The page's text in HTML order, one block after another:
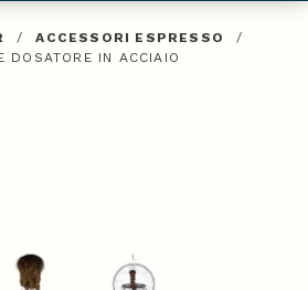
/ ACCESSORI ESPRESSO
/
DOSATORE IN ACCIAIO